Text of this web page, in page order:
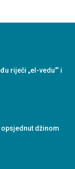
riječi „el-vedu'“ i
opsjednut džinom